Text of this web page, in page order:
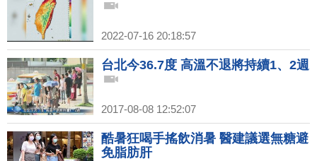
2022-07-16 20:18:57
台北今36.7度 高溫不退將持續1、2週
2017-08-08 12:52:07
酷暑狂喝手搖飲消暑 醫建議選無糖避
免脂肪肝